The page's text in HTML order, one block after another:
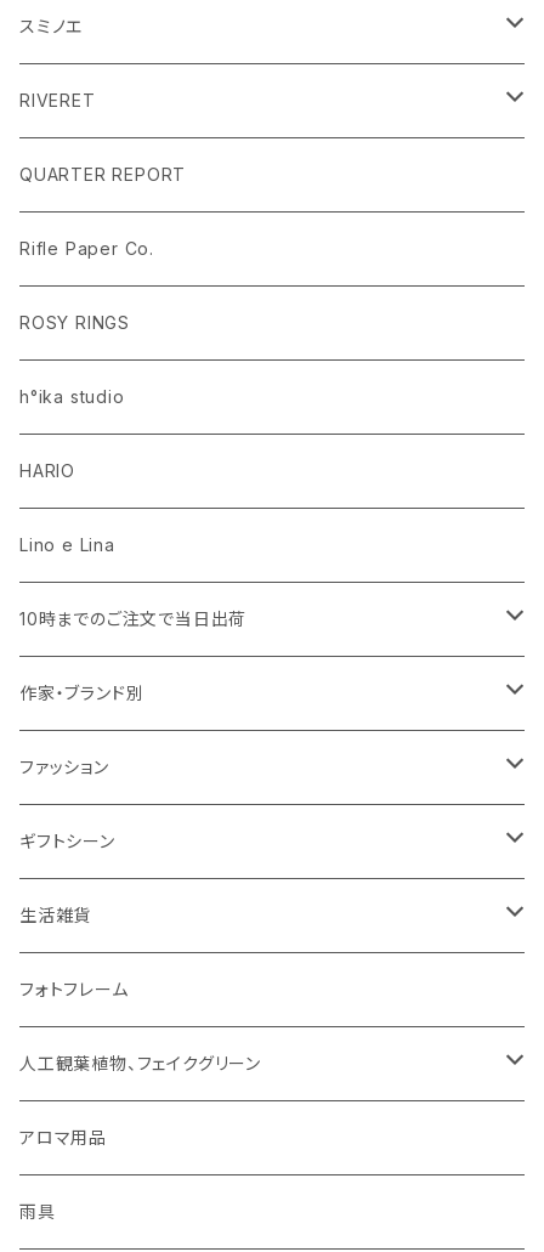
スミノエ
MOOMIN ムーミン EDITION.1
ラグ・マット
ドレープカーテン
PEANUTS ピーナッツ EDITION.1
ラグ・マット
SaanaJaOlli サーナヤオッリ EDITION.1
ラグ・マット
Disney HOME SERIES EDITION.8
ラグ・マット
RIVERET
名入れあり
名入れなし
CLASSIC POOH（クラシック プー）
QUARTER REPORT
Rifle Paper Co.
ROSY RINGS
h°ika studio
HARIO
Lino e Lina
10時までのご注文で当日出荷
キッチン用品・食器
ミトン・鍋つかみ
コップ、グラス
お茶碗
キッチンクロス/ランチョンマット
アクセサリー
RIVERET（リヴェレット）名入れなし
チョコレート
その他
アロマ用品
ファッション
手袋
花瓶 / フラワーベース
作家・ブランド別
SUMINOE（スミノエ）
DICTUM（ディクトム）
DESIGNLIFE（デザインライフ）
HARIO（ハリオ）
シリーズで選ぶ
ネックレス
ROSY RINGS（ロージーリングス）
SMELLS LIKE SPELLS
linoo（リノオ）
Sheep by the Sea(シープバイザシー)
シマムラヒカリ
ファッション
アクセサリー
ネックレス
ピアス
ファッション雑貨
ブランケット
手袋
マスク
靴下
ギフトシーン
父の日
母の日
結婚祝い
お誕生日
生活雑貨
扇風機
文具
貯金箱
ティッシュケース
フォトフレーム
人工観葉植物、フェイクグリーン
CT触媒グリーンシリーズ
アロマ用品
雨具